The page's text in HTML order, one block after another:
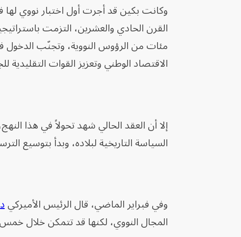
القرن الحادي والعشرين، التزمت
مئات من الرؤوس النووية، وتجنّب
الاقتصاد الوطني وتعزيز القوات
إلا أن العقد الحالي شهد تحولاً في هذا
السياسة التاريخية لبلاده، وبدأ بتوسيع
وفي فبراير الماضي، قال الرئيس الأميركي
المجال النووي، لكنها قد تتمكن